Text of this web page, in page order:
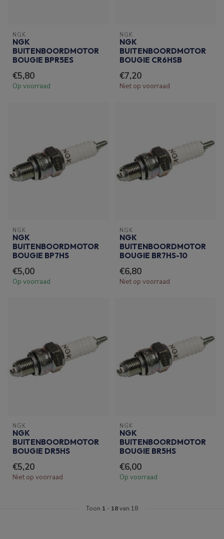
NGK
NGK
BUITENBOORDMOTOR
BOUGIE BPR5ES
€5,80
Op voorraad
NGK
NGK
BUITENBOORDMOTOR
BOUGIE CR6HSB
€7,20
Niet op voorraad
NGK
NGK
BUITENBOORDMOTOR
BOUGIE BP7HS
€5,00
Op voorraad
NGK
NGK
BUITENBOORDMOTOR
BOUGIE BR7HS-10
€6,80
Niet op voorraad
NGK
NGK
BUITENBOORDMOTOR
BOUGIE DR5HS
€5,20
Niet op voorraad
NGK
NGK
BUITENBOORDMOTOR
BOUGIE BR5HS
€6,00
Op voorraad
Toon 1 - 18van 18